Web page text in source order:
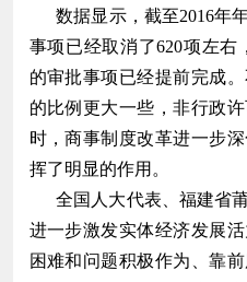
数据显示，截至2016年
事项已经取消了620项左右
的审批事项已经提前完成
的比例更大一些，非行政
时，商事制度改革进一步
挥了明显的作用。
全国人大代表、福建省
进一步激发实体经济发展
困难和问题积极作为、靠